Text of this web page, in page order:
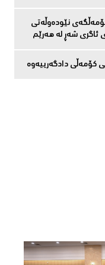
نێودەوڵەتی
ئاگری شەڕ لە هەرێم
کۆمەڵی دادگەرییەوە